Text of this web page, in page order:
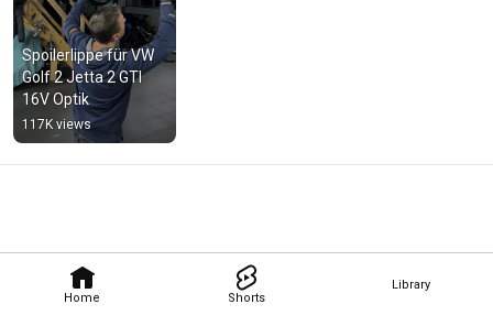
Home Shorts
Library
Spoilerlippe für VW
Golf 2 Jetta 2 GTI
16V Optik
117K views